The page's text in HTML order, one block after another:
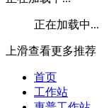
正在加载中...
上滑查看更多推荐
首页
工作站